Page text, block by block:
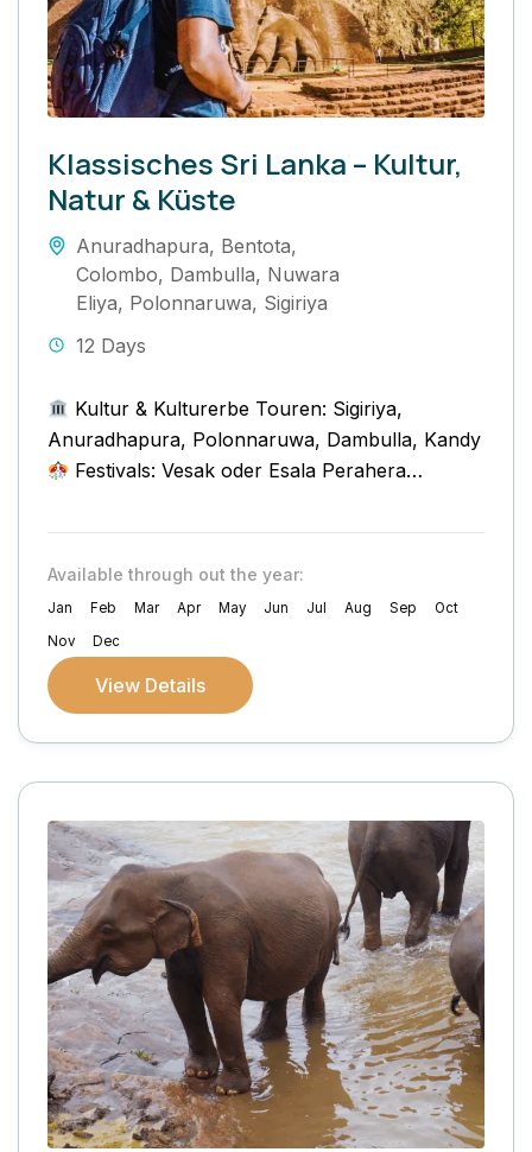
Klassisches Sri Lanka – Kultur,
Natur & Küste
Anuradhapura, Bentota,
Colombo, Dambulla, Nuwara
Eliya, Polonnaruwa, Sigiriya
12 Days
Kultur & Kulturerbe Touren: Sigiriya,
Anuradhapura, Polonnaruwa, Dambulla, Kandy
Festivals: Vesak oder Esala Perahera
Panoramastrecke ins Hochland...
Available through out the year:
Jan Feb Mar Apr May Jun Jul Aug Sep
Oct
Nov
Dec
View Details